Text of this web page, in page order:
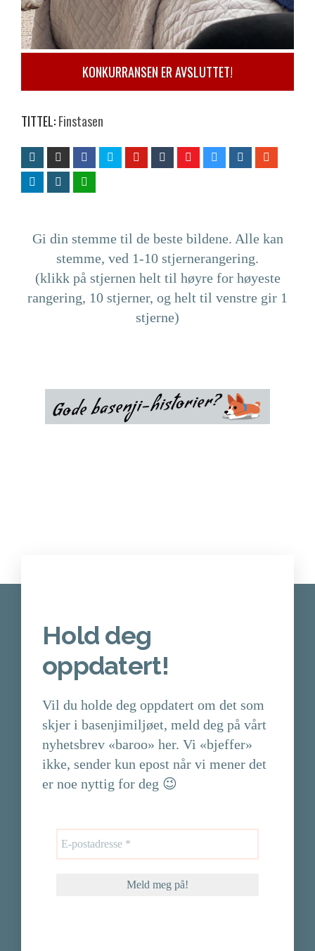
KONKURRANSEN ER AVSLUTTET!
TITTEL:Finstasen
Gi din stemme til de beste bildene. Alle kan
stemme, ved 1-10 stjernerangering.
(klikk på stjernen helt til høyre for høyeste
rangering, 10 stjerner, og helt til venstre gir 1
stjerne)
Hold deg
oppdatert!
Vil du holde deg oppdatert om det som
skjer i basenjimiljøet, meld deg på vårt
nyhetsbrev «baroo» her. Vi «bjeffer»
ikke, sender kun epost når vi mener det
er noe nyttig for deg 😉